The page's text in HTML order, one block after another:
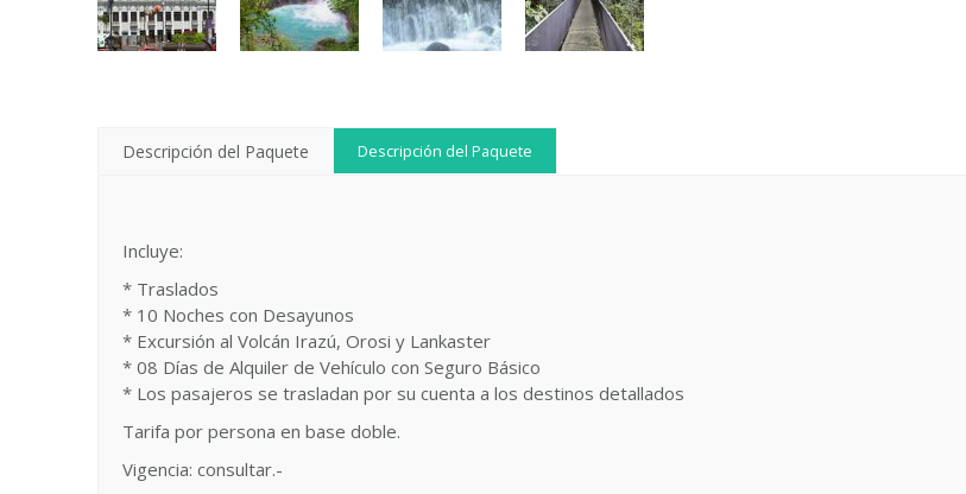
Descripción del Paquete Descripción del Paquete
Incluye:
* Traslados
* 10 Noches con Desayunos
* Excursión al Volcán Irazú, Orosi y Lankaster
* 08 Días de Alquiler de Vehículo con Seguro Básico
* Los pasajeros se trasladan por su cuenta a los destinos detallados
Tarifa por persona en base doble.
Vigencia: consultar.-